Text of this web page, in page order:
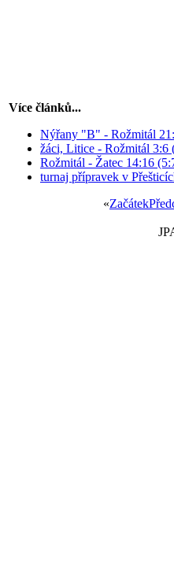
Více článků...
Nýřany "B" - Rožmitál
žáci, Litice - Rožmitál 3:6
Rožmitál - Žatec 14:16
turnaj přípravek v
«Začátek